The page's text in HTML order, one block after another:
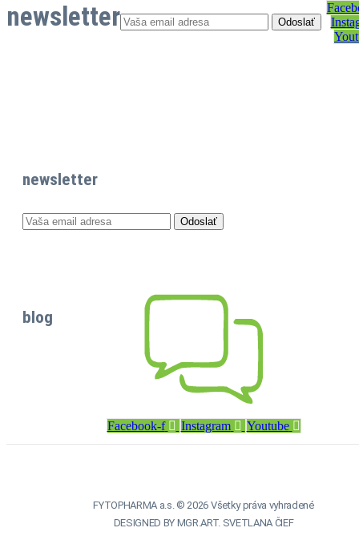
newsletter
newsletter
blog
Facebook-f Instagram Youtube
FYTOPHARMA a.s. © 2026 Všetky práva vyhradené
DESIGNED BY MGR.ART. SVETLANA ČIEF